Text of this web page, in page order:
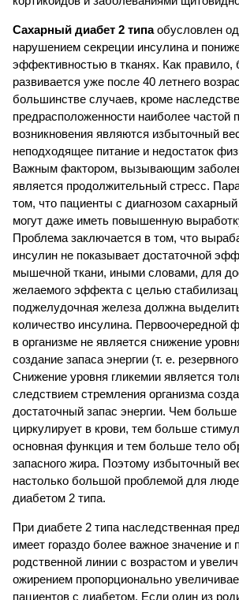
Сахарный диабет 2 типаобусловлен
нарушением секреции инсулина и
эффективностью в тканях. Как правило,
развивается уже после 40 летнего
большинстве случаев, кроме
предрасположенности наиболее частой
возникновения являются избыточный
неподходящее питание и недостаток
Важным фактором, вызывающим
является продолжительный стресс.
том, что пациенты с диагнозом
могут даже иметь повышенную
Проблема заключается в том, что
инсулин не показывает достаточной
мышечной ткани, иными словами, для
желаемого эффекта с целью
поджелудочная железа должна
количество инсулина. Первоочередной
в организме не является снижение
создание запаса энергии (т. е.
Снижение уровня гликемии является
следствием стремления организма
достаточный запас энергии. Чем
циркулирует в крови, тем больше
основная функция и тем больше тело
запасного жира. Поэтому избыточный
настолько большой проблемой для
диабетом 2 типа.
При диабете 2 типа наследственная
имеет гораздо более важное значение и
родственной линии с возрастом и
ожирением пропорционально
пациентов с диабетом. Если один из